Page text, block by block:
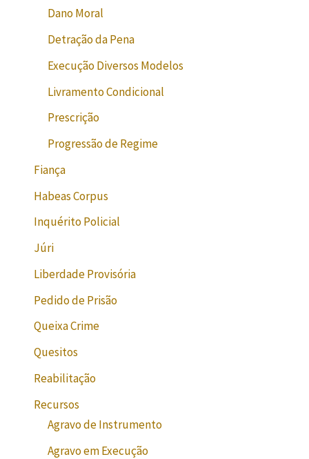
Dano Moral
Detração da Pena
Execução Diversos Modelos
Livramento Condicional
Prescrição
Progressão de Regime
Fiança
Habeas Corpus
Inquérito Policial
Júri
Liberdade Provisória
Pedido de Prisão
Queixa Crime
Quesitos
Reabilitação
Recursos
Agravo de Instrumento
Agravo em Execução